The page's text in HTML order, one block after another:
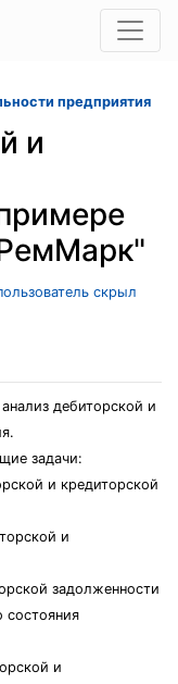
предприятия
и
скрыл
дебиторской и
задачи:
и кредиторской
и
задолженности
состояния
и